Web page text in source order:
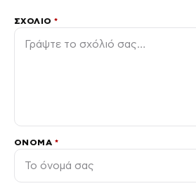
ΣΧΌΛΙΟ*
ΌΝΟΜΑ *